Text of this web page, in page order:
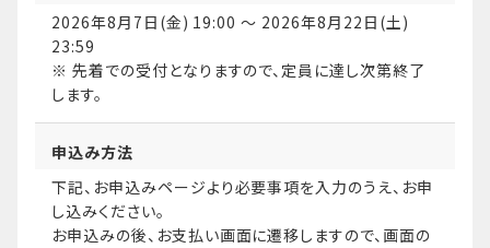
2026年8月7日(金) 19:00 ～ 2026年8月22日(土)
23:59
※ 先着での受付となりますので、定員に達し次第終了
します。
申込み方法
下記、お申込みページより必要事項を入力のうえ、お申
し込みください。
お申込みの後、お支払い画面に遷移しますので、画面の